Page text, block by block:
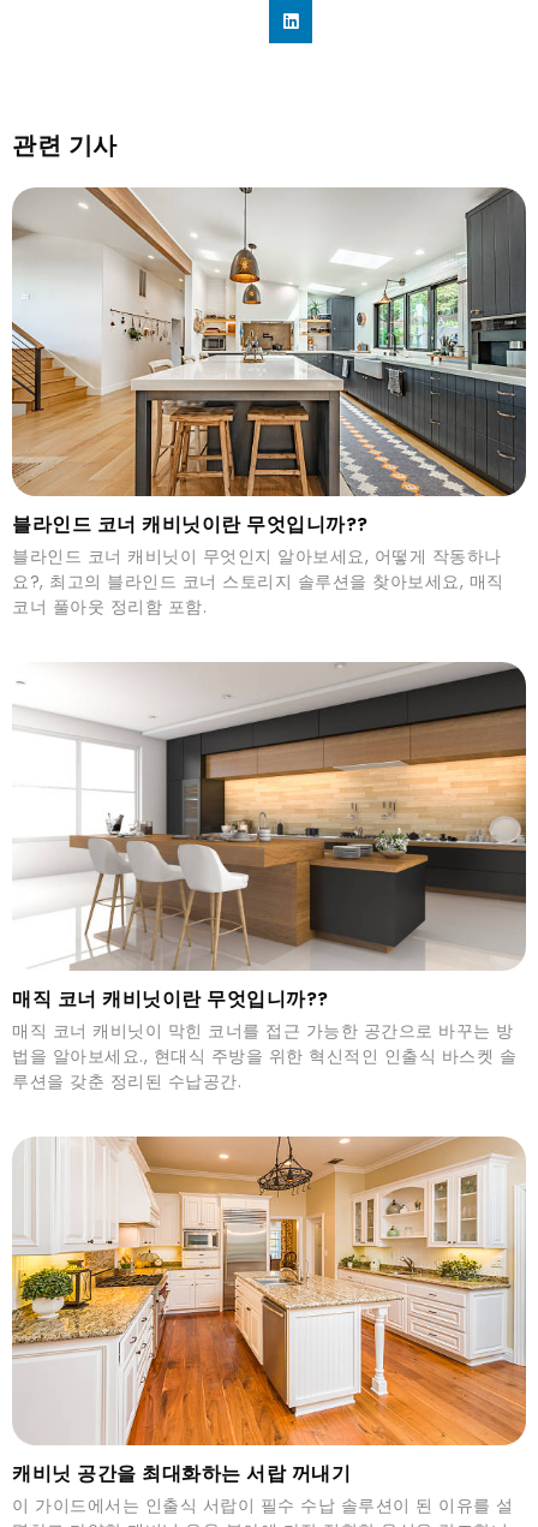
관련 기사
블라인드 코너 캐비닛이란 무엇입니까??
블라인드 코너 캐비닛이 무엇인지 알아보세요, 어떻게 작동하나
요?, 최고의 블라인드 코너 스토리지 솔루션을 찾아보세요, 매직
코너 풀아웃 정리함 포함.
매직 코너 캐비닛이란 무엇입니까??
매직 코너 캐비닛이 막힌 코너를 접근 가능한 공간으로 바꾸는 방
법을 알아보세요., 현대식 주방을 위한 혁신적인 인출식 바스켓 솔
루션을 갖춘 정리된 수납공간.
캐비닛 공간을 최대화하는 서랍 꺼내기
이 가이드에서는 인출식 서랍이 필수 수납 솔루션이 된 이유를 설